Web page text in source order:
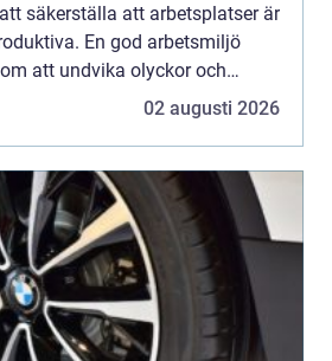
säkerställa att arbetsplatser är
En god arbetsmiljö
att undvika olyckor och
02 augusti 2026